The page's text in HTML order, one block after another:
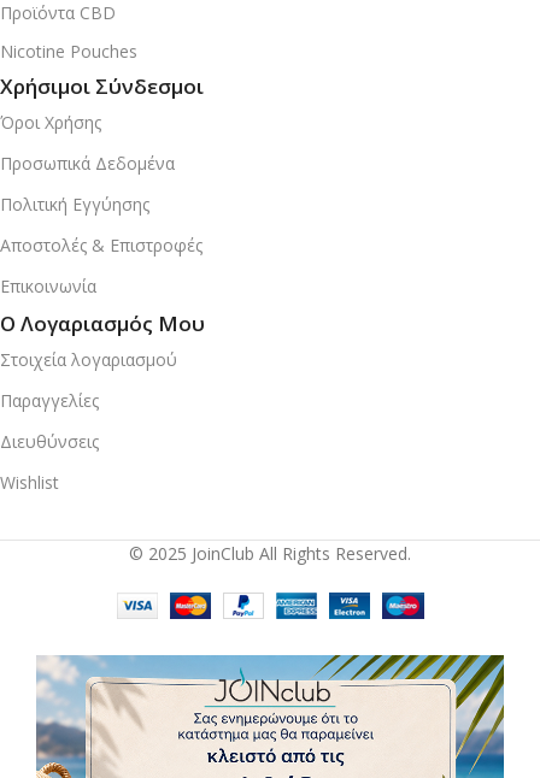
Προϊόντα CBD
Nicotine Pouches
Χρήσιμοι Σύνδεσμοι
Όροι Χρήσης
Προσωπικά Δεδομένα
Πολιτική Εγγύησης
Αποστολές & Επιστροφές
Επικοινωνία
Ο Λογαριασμός Μου
Στοιχεία λογαριασμού
Παραγγελίες
Διευθύνσεις
Wishlist
© 2025 JoinClub All Rights Reserved.